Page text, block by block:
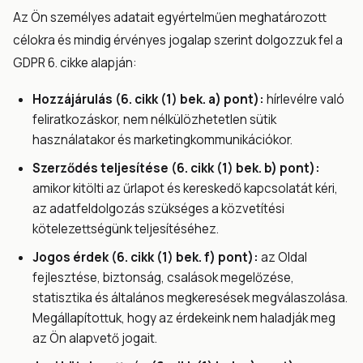
Az Ön személyes adatait egyértelműen meghatározott
célokra és mindig érvényes jogalap szerint dolgozzuk fel a
GDPR 6. cikke alapján:
Hozzájárulás (6. cikk (1) bek. a) pont): hírlevélre való
feliratkozáskor, nem nélkülözhetetlen sütik
használatakor és marketingkommunikációkor.
Szerződés teljesítése (6. cikk (1) bek. b) pont):
amikor kitölti az űrlapot és kereskedő kapcsolatát kéri,
az adatfeldolgozás szükséges a közvetítési
kötelezettségünk teljesítéséhez.
Jogos érdek (6. cikk (1) bek. f) pont): az Oldal
fejlesztése, biztonság, csalások megelőzése,
statisztika és általános megkeresések megválaszolása.
Megállapítottuk, hogy az érdekeink nem haladják meg
az Ön alapvető jogait.